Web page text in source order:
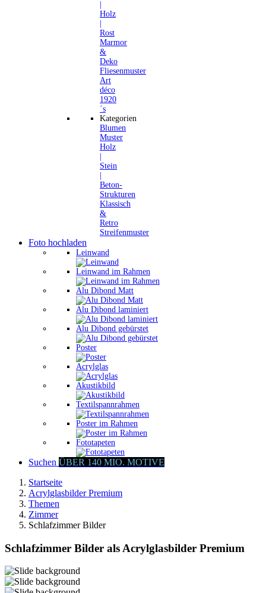
Holz
Rost
Marmor
&
Deko
Fliesenmuster
Art
déco
1920
´s
Kategorien
Blumen
Muster
Holz
Stein
Beton-
Strukturen
Klassisch
&
Retro
Streifenmuster
Foto hochladen
Leinwand
Leinwand im Rahmen
Alu Dibond Matt
Alu Dibond laminiert
Alu Dibond gebürstet
Poster
Acrylglas
Akustikbild
Textilspannrahmen
Poster im Rahmen
Fototapeten
Suchen ÜBER 140 MIO. MOTIVE
Startseite
Acrylglasbilder Premium
Themen
Zimmer
Schlafzimmer Bilder
Schlafzimmer Bilder als Acrylglasbilder Premium